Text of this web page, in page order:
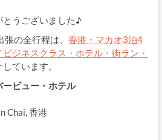
とうございました♪
の全行程は、 香港・マカオ3泊4
ジネスクラス・ホテル・街ラン・
ています。
ビュー・ホテル
Chai, 香港